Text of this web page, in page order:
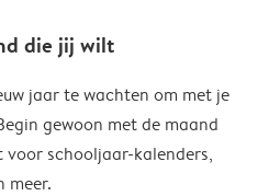
die jij wilt
jaar te wachten om met je
gewoon met de maand
voor schooljaar-kalenders,
meer.